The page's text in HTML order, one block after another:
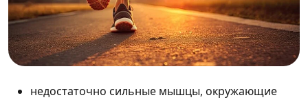
недостаточно сильные мышцы, окружающие